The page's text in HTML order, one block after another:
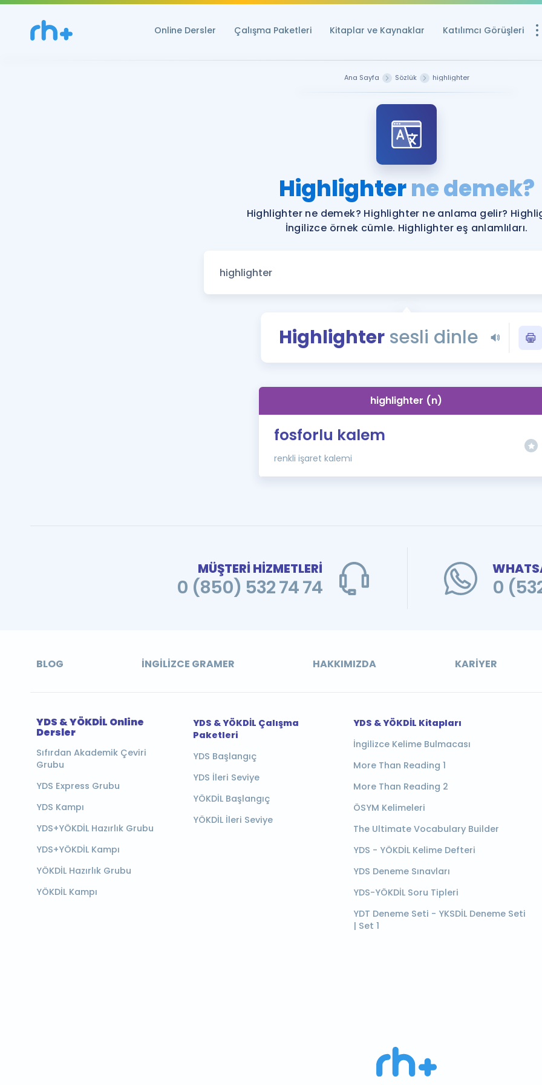
Online Dersler Çalışma Paketleri Kitaplar ve Kaynaklar Katılımcı Görüşleri
Ücretsiz
YDS ve YÖKDİL
YDS ve YÖKDİL'e
Tüm ÖSYM
YDS - YÖKDİL
İngilizce
Ana Sayfa Sözlük highlighter
Highlighterne demek?
Highlighter ne demek? Highlighter ne anlama gelir?
İngilizce örnek cümle. Highlighter eş anlamlıları.
Highlighter sesli dinle
highlighter (n)
fosforlu kalem
renkli işaret kalemi
MÜŞTERİ HİZMETLERİ
0 (850) 532 74 74 0
BLOG İNGILIZCE GRAMER HAKKIMIZDA KARIYER
YDS & YÖKDİL Online
Dersler
Sıfırdan Akademik Çeviri
Grubu
YDS Express Grubu
YDS Kampı
YDS+YÖKDİL Hazırlık Grubu
YDS+YÖKDİL Kampı
YÖKDİL Hazırlık Grubu
YÖKDİL Kampı
YDS & YÖKDİL Çalışma
Paketleri
YDS Başlangıç
YDS İleri Seviye
YÖKDİL Başlangıç
YÖKDİL İleri Seviye
YDS & YÖKDİL Kitapları
İngilizce Kelime Bulmacası
More Than Reading 1
More Than Reading 2
ÖSYM Kelimeleri
The Ultimate Vocabulary Builder
YDS - YÖKDİL Kelime Defteri
YDS Deneme Sınavları
YDS-YÖKDİL Soru Tipleri
YDT Deneme Seti - YKSDİL Deneme Seti
| Set 1